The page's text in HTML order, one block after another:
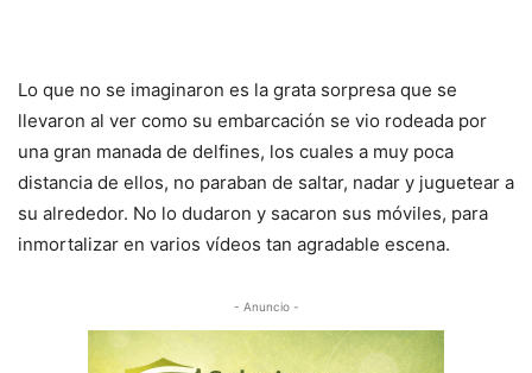
Lo que no se imaginaron es la grata sorpresa que se
llevaron al ver como su embarcación se vio rodeada por
una gran manada de delfines, los cuales a muy poca
distancia de ellos, no paraban de saltar, nadar y juguetear a
su alrededor. No lo dudaron y sacaron sus móviles, para
inmortalizar en varios vídeos tan agradable escena.
- Anuncio -